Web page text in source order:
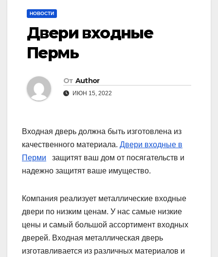
НОВОСТИ
Двери входные
Пермь
От Author
ИЮН 15, 2022
Входная дверь должна быть изготовлена ​​из
качественного материала. Двери входные в
Перми защитят ваш дом от посягательств и
надежно защитят ваше имущество.
Компания реализует металлические входные
двери по низким ценам. У нас самые низкие
цены и самый большой ассортимент входных
дверей. Входная металлическая дверь
изготавливается из различных материалов и